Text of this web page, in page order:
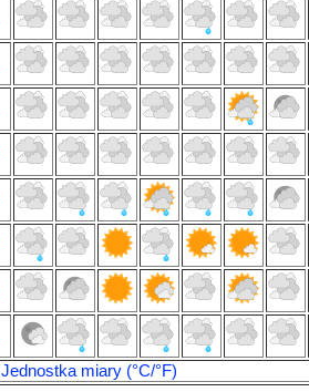
Jednostka miary (°C/°F)